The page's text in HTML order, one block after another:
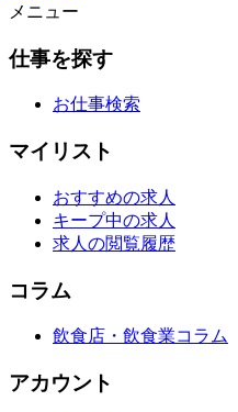
メニュー
仕事を探す
お仕事検索
マイリスト
おすすめの求人
キープ中の求人
求人の閲覧履歴
コラム
飲食店・飲食業コラム
アカウント